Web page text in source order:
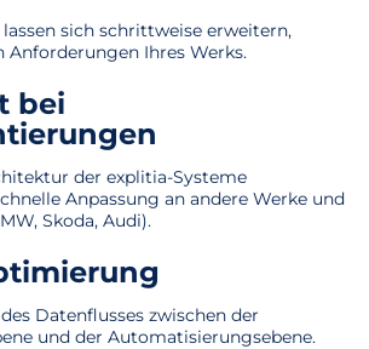
sich schrittweise erweitern,
Anforderungen Ihres Werks.
bei
der explitia-Systeme
Anpassung an andere Werke und
Skoda, Audi).
Datenflusses zwischen der
und der Automatisierungsebene.